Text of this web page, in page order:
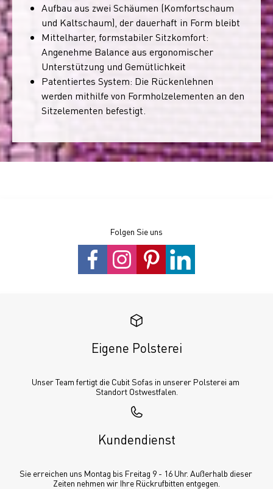
Aufbau aus zwei Schäumen (Komfortschaum
und Kaltschaum), der dauerhaft in Form bleibt
Mittelharter, formstabiler Sitzkomfort:
Angenehme Balance aus ergonomischer
Unterstützung und Gemütlichkeit
Patentiertes System: Die Rückenlehnen
werden mithilfe von Formholzelementen an den
Sitzelementen befestigt.
Folgen Sie uns
Eigene Polsterei
Unser Team fertigt die Cubit Sofas in unserer Polsterei am
Standort Ostwestfalen.
Kundendienst
Sie erreichen uns Montag bis Freitag 9 - 16 Uhr. Außerhalb dieser
Zeiten nehmen wir Ihre Rückrufbitten entgegen.